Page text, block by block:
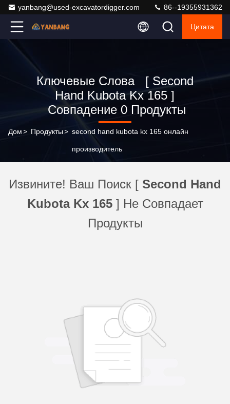
yanbang@used-excavatordigger.com 86--19355931362
Цитата
Ключевые Слова [ Second
Hand Kubota Kx 165 ]
Совпадение 0 Продукты
Дом> Продукты> second hand kubota kx 165 онлайн
производитель
Извините! Ваш Поиск [ Second Hand
Kubota Kx 165] Не Совпадает
Продукты